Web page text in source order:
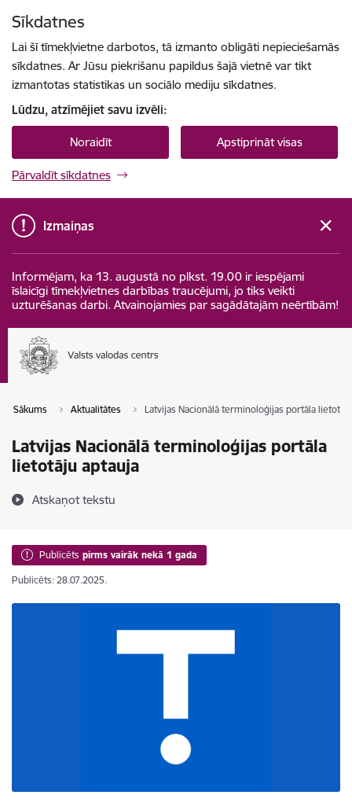
Sīkdatnes
Lai šī tīmekļvietne darbotos, tā izmanto obligāti nepieciešamās
sīkdatnes. Ar Jūsu piekrišanu papildus šajā vietnē var tikt
izmantotas statistikas un sociālo mediju sīkdatnes.
Lūdzu, atzīmējiet savu izvēli:
Noraidīt Apstiprināt visas
Pārvaldīt sīkdatnes
Izmaiņas
Informējam, ka 13. augustā no plkst. 19.00 ir iespējami
īslaicīgi tīmekļvietnes darbības traucējumi, jo tiks veikti
uzturēšanas darbi. Atvainojamies par sagādātajām neērtībām!
Sākums Aktualitātes Latvijas Nacionālā terminoloģijas portāla
Latvijas Nacionālā terminoloģijas portāla
lietotāju aptauja
Atskaņot tekstu
Publicēts pirms vairāk nekā 1 gada
Publicēts: 28.07.2025.